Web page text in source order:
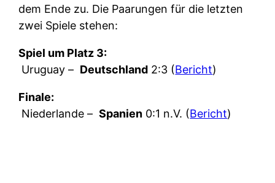
dem Ende zu. Die Paarungen für die letzten
zwei Spiele stehen:
Spiel um Platz 3:
Uruguay – Deutschland 2:3 (Bericht)
Finale:
Niederlande – Spanien 0:1 n.V. (Bericht)